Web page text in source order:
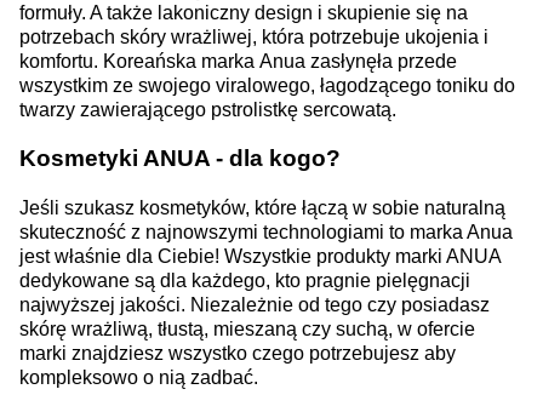
formuły. A także lakoniczny design i skupienie się na
potrzebach skóry wrażliwej, która potrzebuje ukojenia i
komfortu. Koreańska marka Anua zasłynęła przede
wszystkim ze swojego viralowego, łagodzącego toniku do
twarzy zawierającego pstrolistkę sercowatą.
Kosmetyki ANUA - dla kogo?
Jeśli szukasz kosmetyków, które łączą w sobie naturalną
skuteczność z najnowszymi technologiami to marka Anua
jest właśnie dla Ciebie! Wszystkie produkty marki ANUA
dedykowane są dla każdego, kto pragnie pielęgnacji
najwyższej jakości. Niezależnie od tego czy posiadasz
skórę wrażliwą, tłustą, mieszaną czy suchą, w ofercie
marki znajdziesz wszystko czego potrzebujesz aby
kompleksowo o nią zadbać.